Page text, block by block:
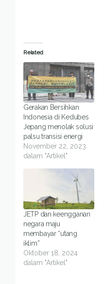
Related
Gerakan Bersihkan
Indonesia di Kedubes
Jepang menolak solusi
palsu transisi energi
November 22, 2023
dalam "Artikel"
JETP dan keengganan
negara maju
membayar “utang
iklim”
Oktober 18, 2024
dalam "Artikel"